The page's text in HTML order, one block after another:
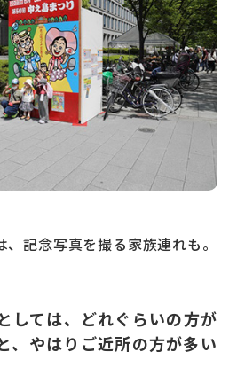
記念写真を撮る家族連れも。
しては、どれぐらいの方が
、やはりご近所の方が多い